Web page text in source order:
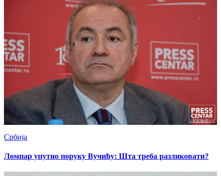
Србија
Ломпар упутио поруку Вучићу: Шта треба разликовати?